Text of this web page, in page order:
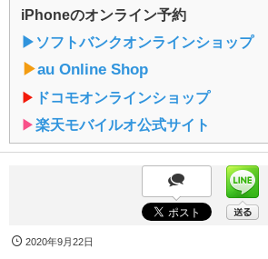
iPhoneのオンライン予約
▶︎ソフトバンクオンラインショップ
▶︎au Online Shop
▶︎ ドコモオンラインショップ
▶︎楽天モバイルオ公式サイト
2020年9月22日